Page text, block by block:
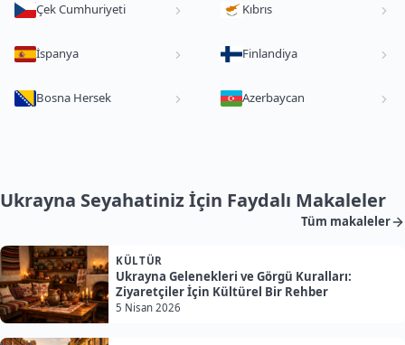
Çek Cumhuriyeti Kıbrıs
İspanya Finlandiya
Bosna Hersek Azerbaycan
Ukrayna Seyahatiniz İçin Faydalı Makaleler
Tüm makaleler
KÜLTÜR
Ukrayna Gelenekleri ve Görgü Kuralları:
Ziyaretçiler İçin Kültürel Bir Rehber
5 Nisan 2026